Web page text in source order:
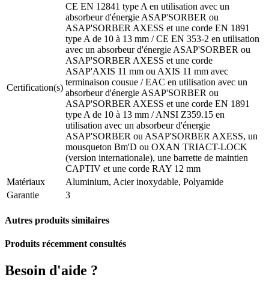
Certification(s)
CE EN 12841 type A en utilisation avec un
absorbeur d'énergie ASAP'SORBER ou
ASAP'SORBER AXESS et une corde EN 1891
type A de 10 à 13 mm / CE EN 353-2 en utilisation
avec un absorbeur d'énergie ASAP'SORBER ou
ASAP'SORBER AXESS et une corde
ASAP'AXIS 11 mm ou AXIS 11 mm avec
terminaison cousue / EAC en utilisation avec un
absorbeur d'énergie ASAP'SORBER ou
ASAP'SORBER AXESS et une corde EN 1891
type A de 10 à 13 mm / ANSI Z359.15 en
utilisation avec un absorbeur d'énergie
ASAP'SORBER ou ASAP'SORBER AXESS, un
mousqueton Bm'D ou OXAN TRIACT-LOCK
(version internationale), une barrette de maintien
CAPTIV et une corde RAY 12 mm
Matériaux
Aluminium, Acier inoxydable, Polyamide
Garantie
3
Autres produits similaires
Produits récemment consultés
Besoin d'aide ?